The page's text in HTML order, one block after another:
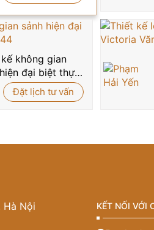
không gian
đại biệt thự
Đặt lịch tư vấn
Hà Nội
KẾT NỐI VỚI